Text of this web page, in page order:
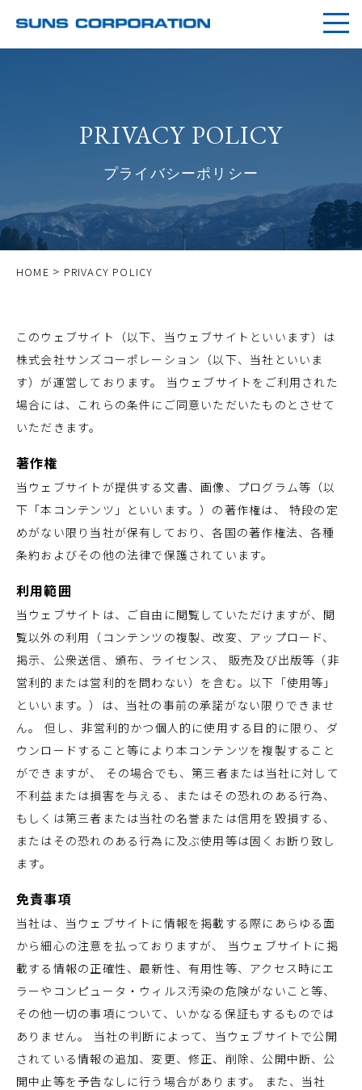
PRIVACY POLICY
プライバシーポリシー
HOME > PRIVACY POLICY
このウェブサイト（以下、当ウェブサイトといいます）は
株式会社サンズコーポレーション（以下、当社といいま
す）が運営しております。 当ウェブサイトをご利用された
場合には、これらの条件にご同意いただいたものとさせて
いただきます。
著作権
当ウェブサイトが提供する文書、画像、プログラム等（以
下「本コンテンツ」といいます。）の著作権は、 特段の定
めがない限り当社が保有しており、各国の著作権法、各種
条約およびその他の法律で保護されています。
利用範囲
当ウェブサイトは、ご自由に閲覧していただけますが、閲
覧以外の利用（コンテンツの複製、改変、アップロード、
掲示、公衆送信、頒布、ライセンス、 販売及び出版等（非
営利的または営利的を問わない）を含む。以下「使用等」
といいます。）は、当社の事前の承諾がない限りできませ
ん。 但し、非営利的かつ個人的に使用する目的に限り、ダ
ウンロードすること等により本コンテンツを複製すること
ができますが、 その場合でも、第三者または当社に対して
不利益または損害を与える、またはその恐れのある行為、
もしくは第三者または当社の名誉または信用を毀損する、
またはその恐れのある行為に及ぶ使用等は固くお断り致し
ます。
免責事項
当社は、当ウェブサイトに情報を掲載する際にあらゆる面
から細心の注意を払っておりますが、 当ウェブサイトに掲
載する情報の正確性、最新性、有用性等、アクセス時にエ
ラーやコンピュータ・ウィルス汚染の危険がないこと等、
その他一切の事項について、いかなる保証もするものでは
ありません。 当社の判断によって、当ウェブサイトで公開
されている情報の追加、変更、修正、削除、公開中断、公
開中止等を予告なしに行う場合があります。 また、当社